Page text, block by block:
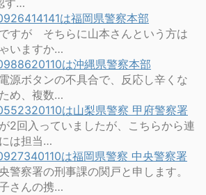
す…
は福岡県警察本部
すが そちらに山本さんという方は
いますか…
は沖縄県警察本部
源ボタンの不具合で、反応し辛くな
め、複数…
は山梨県警察 甲府警察署
2回入っていましたが、こちらから連
は担当…
は福岡県警察 中央警察署
警察署の刑事課の関戸と申します。
さんの携…